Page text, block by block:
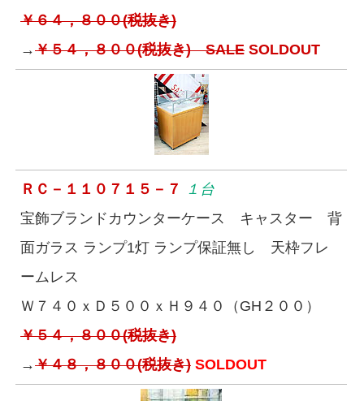
￥６４，８００(税抜き)
→￥５４，８００(税抜き) SALE SOLDOUT
ＲＣ－１１０７１５－７
１台
宝飾ブランドカウンターケース キャスター 背
面ガラス ランプ1灯 ランプ保証無し 天枠フレ
ームレス
Ｗ７４０ｘＤ５００ｘＨ９４０（GH２００）
￥５４，８００(税抜き)
→￥４８，８００(税抜き) SOLDOUT